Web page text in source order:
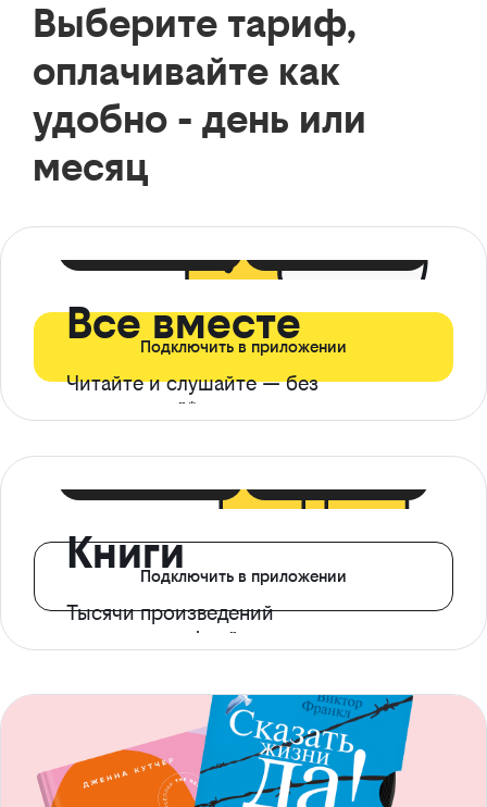
Выберите тариф,
оплачивайте как
удобно - день или
месяц
Все вместе
Читайте и слушайте — без
ограничений*
Подключить в приложении
Книги
Тысячи произведений
с доступом офлайн
Подключить в приложении